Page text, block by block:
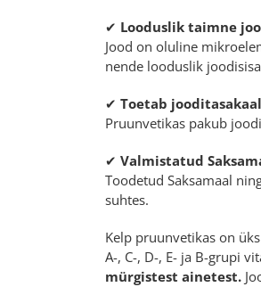
✔ Looduslik taimne
Jood on oluline
nende looduslik
✔ Toetab
Pruunvetikas pakub
✔ Valmistatud
Toodetud Saksamaal
suhtes.
Kelp pruunvetikas on
A-, C-, D-, E- ja В-grupi
mürgistest ainetest.